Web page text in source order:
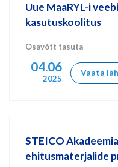
Uue MaaRYL-i
kasutuskoolitus
Osavõtt tasuta
04.06
2025
Vaata
STEICO
ehitusmaterjalide